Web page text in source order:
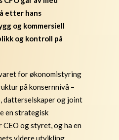
etter hans
og kommersiell
og kontroll på
for økonomistyring
på konsernnivå –
datterselskaper og joint
en strategisk
og styret, og ha en
videre utvikling.